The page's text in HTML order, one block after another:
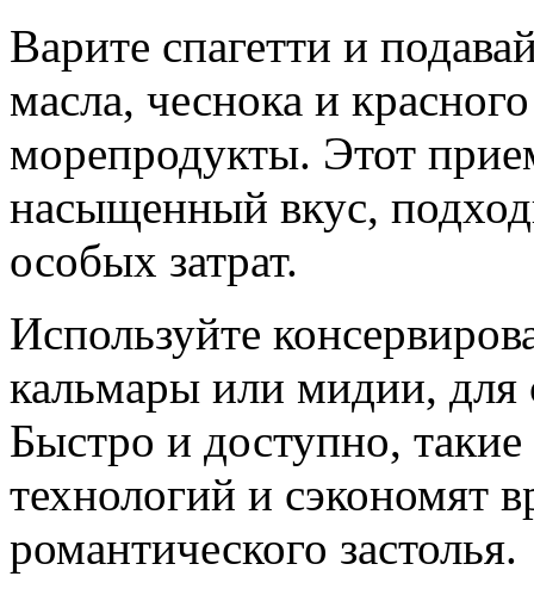
Варите спагетти и
масла, чеснока и
морепродукты. Этот
насыщенный вкус,
особых затрат.
Используйте
кальмары или мидии, для
Быстро и доступно,
технологий и сэкономят
романтического застолья.